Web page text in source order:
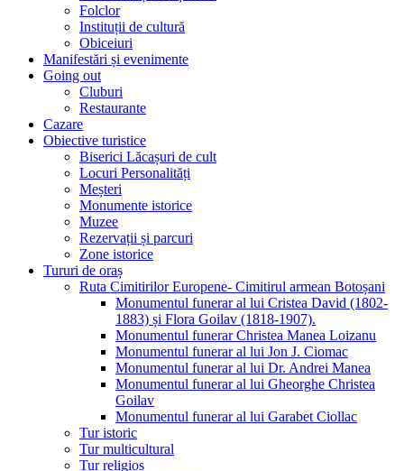
Folclor
Instituții de cultură
Obiceiuri
Manifestări și evenimente
Going out
Cluburi
Restaurante
Cazare
Obiective turistice
Biserici Lăcașuri de cult
Locuri Personalități
Meșteri
Monumente istorice
Muzee
Rezervații și parcuri
Zone istorice
Tururi de oraș
Ruta Cimitirilor Europene- Cimitirul armean Botoșani
Monumentul funerar al lui Cristea David (1802-
1883) și Flora Goilav (1818-1907).
Monumentul funerar Christea Manea Loizanu
Monumentul funerar al lui Jon J. Ciomac
Monumentul funerar al lui Dr. Andrei Manea
Monumentul funerar al lui Gheorghe Christea
Goilav
Monumentul funerar al lui Garabet Ciollac
Tur istoric
Tur multicultural
Tur religios